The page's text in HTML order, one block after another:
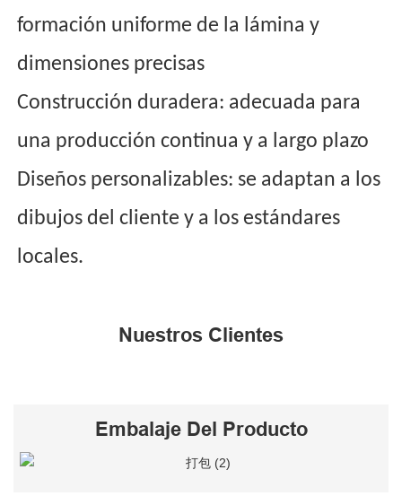
formación uniforme de la lámina y
dimensiones precisas
Construcción duradera: adecuada para
una producción continua y a largo plazo
Diseños personalizables: se adaptan a los
dibujos del cliente y a los estándares
locales.
Nuestros Clientes
Embalaje Del Producto